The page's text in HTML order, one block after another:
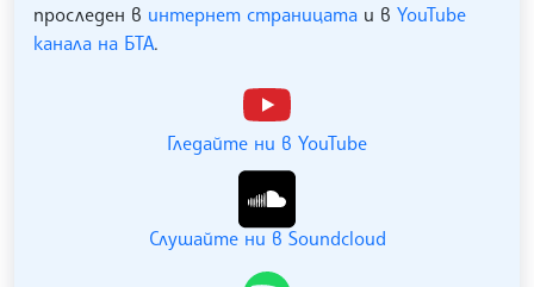
проследен в интернет страницата и в YouTube
канала на БТА.
Гледайте ни в YouTube
Слушайте ни в Soundcloud